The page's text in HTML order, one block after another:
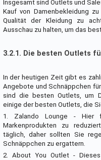
Insgesamt sind Outlets und
Kauf von Damenbekleidung
Qualität der Kleidung zu
Ausschau zu halten, um das
3.2.1. Die besten Outlets
In der heutigen Zeit gibt es
Angebote und Schnäppchen
sind die besten Outlets, um
einige der besten Outlets, die
1. Zalando Lounge - Hier
Markenprodukten zu
täglich, daher sollten Sie
Schnäppchen zu ergattern.
2. About You Outlet -